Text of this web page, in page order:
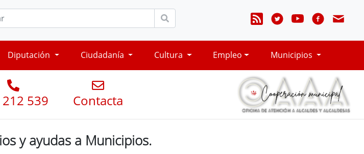
Diputación Ciudadanía Cultura Empleo Municipios
539 Contacta
y ayudas a Municipios.